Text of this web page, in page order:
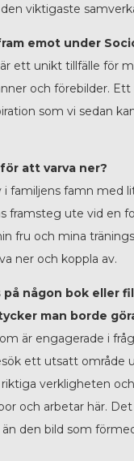
viktigaste
emot under
ett unikt tillfälle för
och förebilder.
som vi sedan
att varva ner?
i familjens famn med
framsteg ute vid en
fru och mina
ner och koppla av.
någon bok eller
man borde
är engagerade i
ett utsatt område
verkligheten
och arbetar här.
den bild som